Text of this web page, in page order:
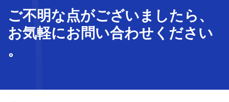
ご不明な点がございましたら、
お気軽にお問い合わせ ください
。